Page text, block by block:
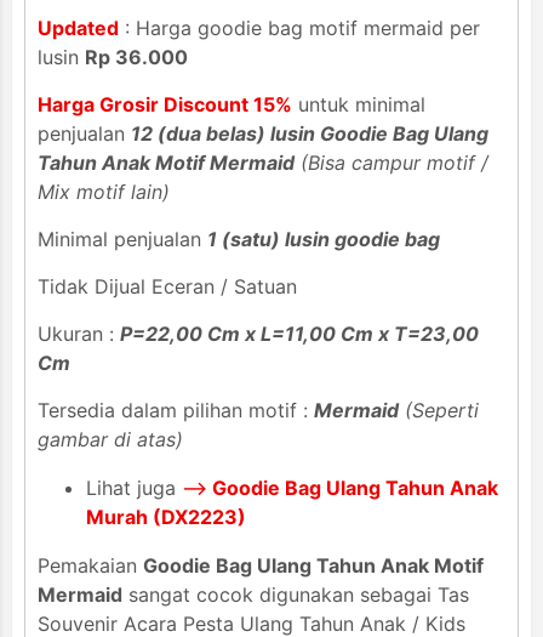
Updated : Harga goodie bag motif mermaid per
lusin Rp 36.000
Harga Grosir Discount 15% untuk minimal
penjualan 12 (dua belas) lusin Goodie Bag Ulang
Tahun Anak Motif Mermaid(Bisa campur motif /
Mix motif lain)
Minimal penjualan 1 (satu) lusin goodie bag
Tidak Dijual Eceran / Satuan
Ukuran : P=22,00 Cm x L=11,00 Cm x T=23,00
Cm
Tersedia dalam pilihan motif : Mermaid(Seperti
gambar di atas)
Lihat juga --> Goodie Bag Ulang Tahun Anak
Murah (DX2223)
Pemakaian Goodie Bag Ulang Tahun Anak Motif
Mermaid sangat cocok digunakan sebagai Tas
Souvenir Acara Pesta Ulang Tahun Anak / Kids